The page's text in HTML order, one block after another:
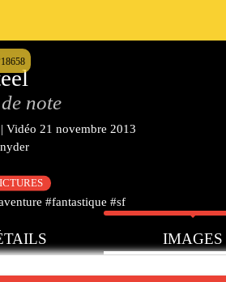
note
| Vidéo 21 novembre 2013
#fantastique #sf
IMAGES